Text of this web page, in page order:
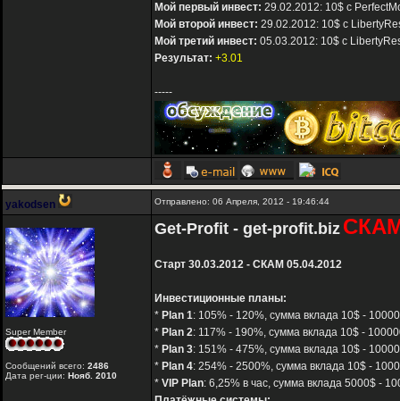
Мой первый инвест: 29.02.2012: 10$ с
Мой второй инвест: 29.02.2012: 10$ с
Мой третий инвест: 05.03.2012: 10$ с
Результат: +3.01
-----
yakodsen Отправлено: 06 Апреля, 2012 - 19:46:44
Super Member
Сообщений всего: 2486
Дата рег-ции: Нояб. 2010
Get-Profit - get-profit.biz
Старт 30.03.2012 - СКАМ 05.04.2012
Инвестиционные планы:
* Plan 1: 105% - 120%, сумма вклада 10$ -
* Plan 2: 117% - 190%, сумма вклада 10$ -
* Plan 3: 151% - 475%, сумма вклада 10$ -
* Plan 4: 254% - 2500%, сумма вклада 10$ -
* VIP Plan: 6,25% в час, сумма вклада 5000$ -